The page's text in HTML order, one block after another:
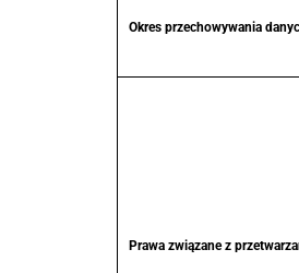
Okres przechowywania
Prawa związane z